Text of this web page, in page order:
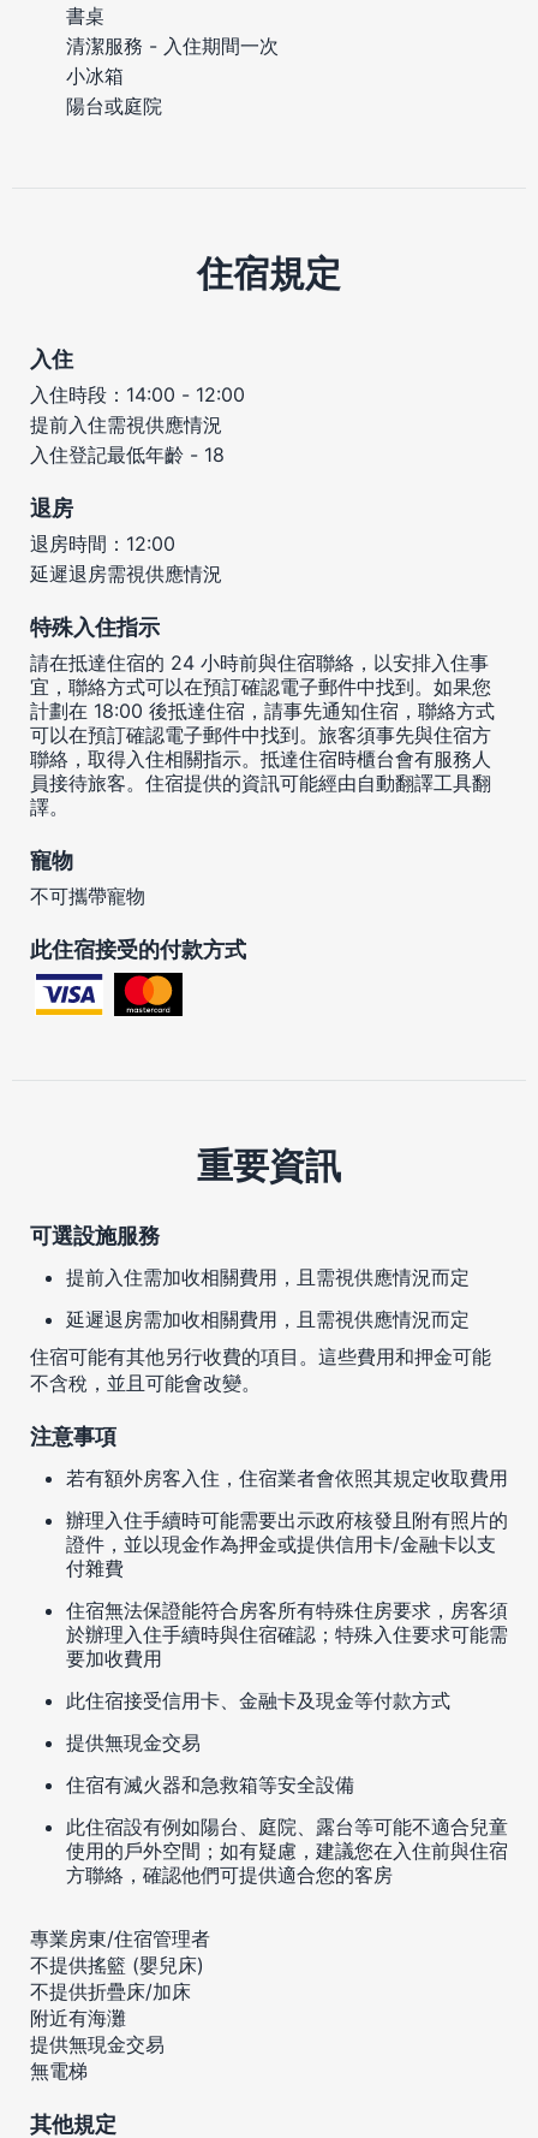
書桌
清潔服務 - 入住期間一次
小冰箱
陽台或庭院
住宿規定
入住
入住時段：14:00 - 12:00
提前入住需視供應情況
入住登記最低年齡 - 18
退房
退房時間：12:00
延遲退房需視供應情況
特殊入住指示
請在抵達住宿的 24 小時前與住宿聯絡，以安排入住事
宜，聯絡方式可以在預訂確認電子郵件中找到。如果您
計劃在 18:00 後抵達住宿，請事先通知住宿，聯絡方式
可以在預訂確認電子郵件中找到。旅客須事先與住宿方
聯絡，取得入住相關指示。抵達住宿時櫃台會有服務人
員接待旅客。住宿提供的資訊可能經由自動翻譯工具翻
譯。
寵物
不可攜帶寵物
此住宿接受的付款方式
重要資訊
可選設施服務
提前入住需加收相關費用，且需視供應情況而定
延遲退房需加收相關費用，且需視供應情況而定
住宿可能有其他另行收費的項目。這些費用和押金可能
不含稅，並且可能會改變。
注意事項
若有額外房客入住，住宿業者會依照其規定收取費用
辦理入住手續時可能需要出示政府核發且附有照片的
證件，並以現金作為押金或提供信用卡/金融卡以支
付雜費
住宿無法保證能符合房客所有特殊住房要求，房客須
於辦理入住手續時與住宿確認；特殊入住要求可能需
要加收費用
此住宿接受信用卡、金融卡及現金等付款方式
提供無現金交易
住宿有滅火器和急救箱等安全設備
此住宿設有例如陽台、庭院、露台等可能不適合兒童
使用的戶外空間；如有疑慮，建議您在入住前與住宿
方聯絡，確認他們可提供適合您的客房
專業房東/住宿管理者
不提供搖籃 (嬰兒床)
不提供折疊床/加床
附近有海灘
提供無現金交易
無電梯
其他規定